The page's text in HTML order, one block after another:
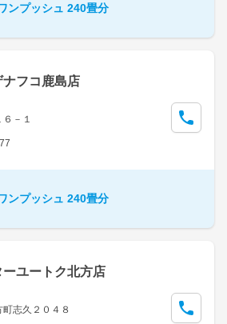
ンプッシュ 240畳分
フコ鹿島店
－１
ンプッシュ 240畳分
ユートク北方店
志久２０４８